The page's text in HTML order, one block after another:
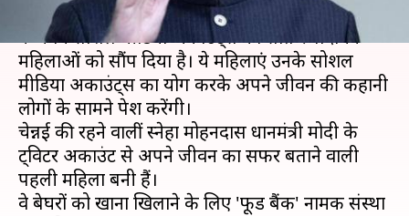
आज अंतरराष्ट्रीय महिला दिवस के दिन प्रधानमंत्री नरेंद्र मोदी
ने अपने सोशल मीडिया अकाउंट्स को सात प्रेरणादायक
महिलाओं को सौंप दिया है। ये महिलाएं उनके सोशल
मीडिया अकाउंट्स का प्रयोग करके अपने जीवन की कहानी
लोगों के सामने पेश करेंगी।
चेन्नई की रहने वालीं स्नेहा मोहनदास प्रधानमंत्री मोदी के
ट्विटर अकाउंट से अपने जीवन का सफर बताने वाली
पहली महिला बनी हैं।
वे बेघरों को खाना खिलाने के लिए 'फूड बैंक' नामक संस्था